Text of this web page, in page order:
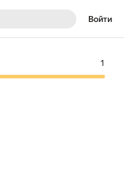
Войти
1